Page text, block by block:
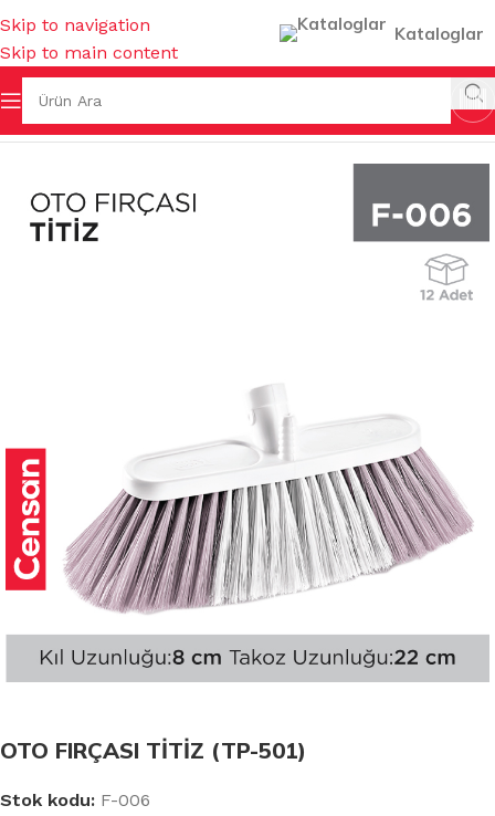
Skip to navigation
Skip to main content
Kataloglar
Ana Sayfa
OTO FIRÇASI TİTİZ (TP-501)
Stok kodu: F-006